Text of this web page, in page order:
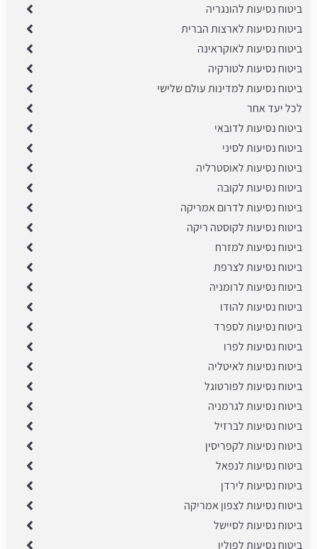
ביטוח נסיעות להונגריה
ביטוח נסיעות לארצות הברית
ביטוח נסיעות לאוקראינה
ביטוח נסיעות לטורקיה
ביטוח נסיעות למדינות עולם שלישי
לכל יעד אחר
ביטוח נסיעות לדובאי
ביטוח נסיעות לסיני
ביטוח נסיעות לאוסטרליה
ביטוח נסיעות לקובה
ביטוח נסיעות לדרום אמריקה
ביטוח נסיעות לקוסטה ריקה
ביטוח נסיעות למזרח
ביטוח נסיעות לצרפת
ביטוח נסיעות לרומניה
ביטוח נסיעות להודו
ביטוח נסיעות לספרד
ביטוח נסיעות לפרו
ביטוח נסיעות לאיטליה
ביטוח נסיעות לפורטוגל
ביטוח נסיעות לגרמניה
ביטוח נסיעות לברזיל
ביטוח נסיעות לקפריסין
ביטוח נסיעות לנפאל
ביטוח נסיעות לירדן
ביטוח נסיעות לצפון אמריקה
ביטוח נסיעות לסיישל
ביטוח נסיעות לפולין